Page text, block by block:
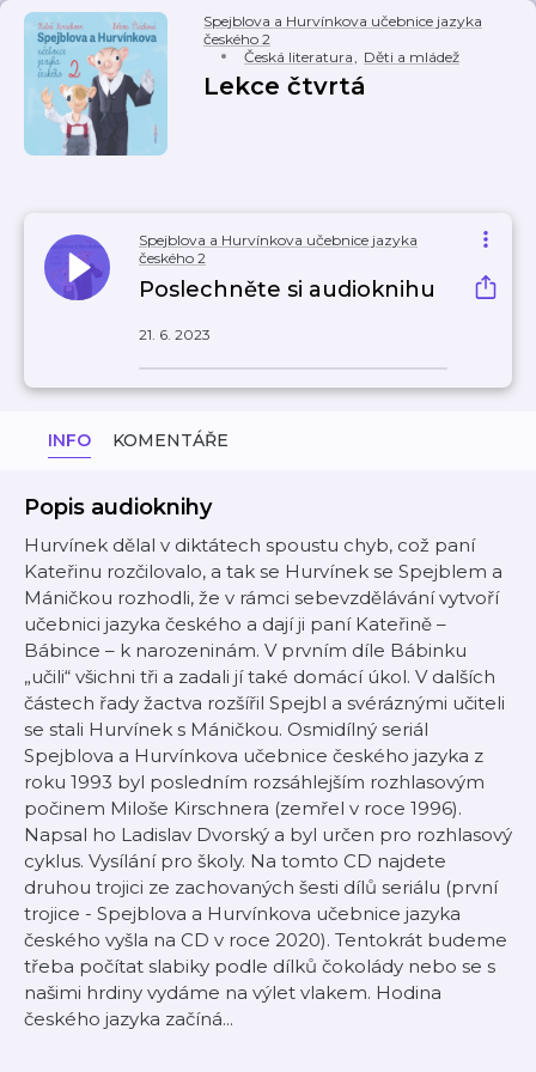
Spejblova a Hurvínkova učebnice jazyka
českého 2
Česká literatura, Děti a mládež
Lekce čtvrtá
Spejblova a Hurvínkova učebnice jazyka
českého 2
Poslechněte si audioknihu
21. 6. 2023
INFO KOMENTÁŘE
Popis audioknihy
Hurvínek dělal v diktátech spoustu chyb, což paní
Kateřinu rozčilovalo, a tak se Hurvínek se Spejblem a
Máničkou rozhodli, že v rámci sebevzdělávání vytvoří
učebnici jazyka českého a dají ji paní Kateřině –
Bábince – k narozeninám. V prvním díle Bábinku
„učili“ všichni tři a zadali jí také domácí úkol. V dalších
částech řady žactva rozšířil Spejbl a svéráznými učiteli
se stali Hurvínek s Máničkou. Osmidílný seriál
Spejblova a Hurvínkova učebnice českého jazyka z
roku 1993 byl posledním rozsáhlejším rozhlasovým
počinem Miloše Kirschnera (zemřel v roce 1996).
Napsal ho Ladislav Dvorský a byl určen pro rozhlasový
cyklus. Vysílání pro školy. Na tomto CD najdete
druhou trojici ze zachovaných šesti dílů seriálu (první
trojice - Spejblova a Hurvínkova učebnice jazyka
českého vyšla na CD v roce 2020). Tentokrát budeme
třeba počítat slabiky podle dílků čokolády nebo se s
našimi hrdiny vydáme na výlet vlakem. Hodina
českého jazyka začíná...